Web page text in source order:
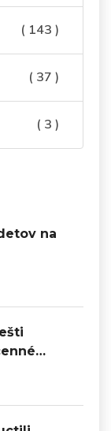
( 143 )
( 37 )
( 3 )
na